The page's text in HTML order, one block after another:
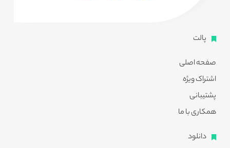
پالت
صفحه اصلی
اشتراک ویژه
پشتیبانی
همکاری با ما
دانلود